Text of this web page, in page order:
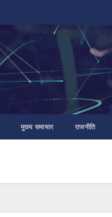
मुख्य समाचार राजनीति